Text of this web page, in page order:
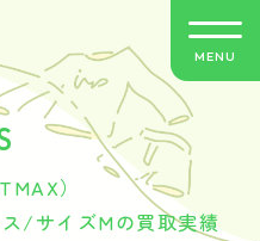
の特徴
ご案内
MENU
）
/サイズMの買取実績